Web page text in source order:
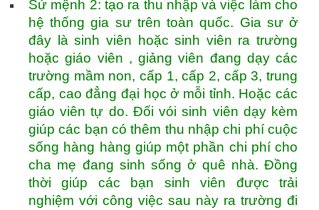
Sứ mệnh 2: tạo ra thu nhập và việc làm cho
hệ thống gia sư trên toàn quốc. Gia sư ở
đây là sinh viên hoặc sinh viên ra trường
hoặc giáo viên , giảng viên đang dạy các
trường mầm non, cấp 1, cấp 2, cấp 3, trung
cấp, cao đẳng đại học ở mỗi tỉnh. Hoặc các
giáo viên tự do. Đối vói sinh viên dạy kèm
giúp các bạn có thêm thu nhập chi phí cuộc
sống hàng hàng giúp một phần chi phí cho
cha mẹ đang sinh sống ở quê nhà. Đồng
thời giúp các bạn sinh viên được trải
nghiệm với công việc sau này ra trường đi